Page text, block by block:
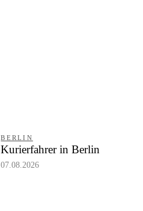
BERLIN
Kurierfahrer in Berlin
07.08.2026